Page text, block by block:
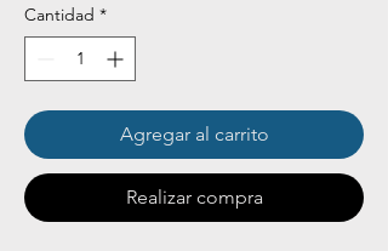
Cantidad *
Agregar al carrito
Realizar compra